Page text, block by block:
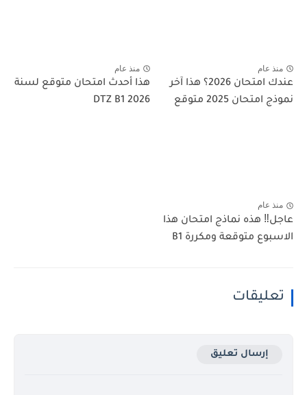
منذ عام
عندك امتحان 2026؟ هذا آخر
نموذج امتحان 2025 متوقع
منذ عام
هذا أحدث امتحان متوقع لسنة
2026 DTZ B1
منذ عام
عاجل‼️ هذه نماذج امتحان هذا
الاسبوع متوقعة ومكررة B1
تعليقات
إرسال تعليق